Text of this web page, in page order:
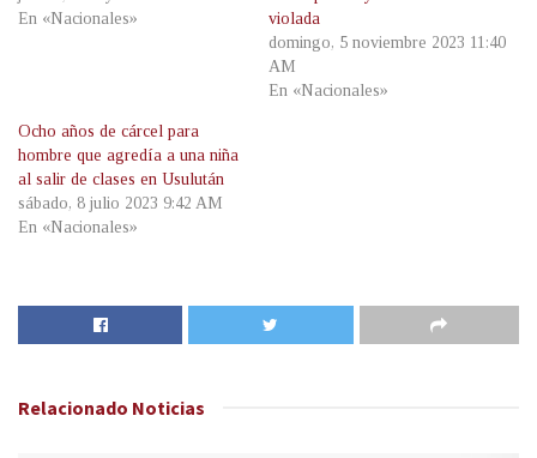
En «Nacionales»
violada
domingo, 5 noviembre 2023 11:40
AM
En «Nacionales»
Ocho años de cárcel para
hombre que agredía a una niña
al salir de clases en Usulután
sábado, 8 julio 2023 9:42 AM
En «Nacionales»
Relacionado Noticias